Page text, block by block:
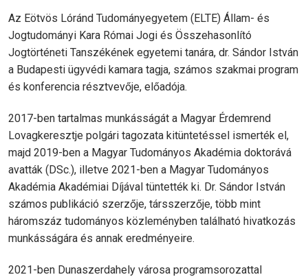
Az Eötvös Lóránd Tudományegyetem (ELTE) Állam- és
Jogtudományi Kara Római Jogi és Összehasonlító
Jogtörténeti Tanszékének egyetemi tanára, dr. Sándor István
a Budapesti ügyvédi kamara tagja, számos szakmai program
és konferencia résztvevője, előadója.
2017-ben tartalmas munkásságát a Magyar Érdemrend
Lovagkeresztje polgári tagozata kitüntetéssel ismerték el,
majd 2019-ben a Magyar Tudományos Akadémia doktorává
avatták (DSc.), illetve 2021-ben a Magyar Tudományos
Akadémia Akadémiai Díjával tüntették ki. Dr. Sándor István
számos publikáció szerzője, társszerzője, több mint
háromszáz tudományos közleményben található hivatkozás
munkásságára és annak eredményeire.
2021-ben Dunaszerdahely városa programsorozattal